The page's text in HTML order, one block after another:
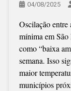
04/08/2025
Oscilação entre
mínima em
como “baixa
semana. Isso
maior
municípios